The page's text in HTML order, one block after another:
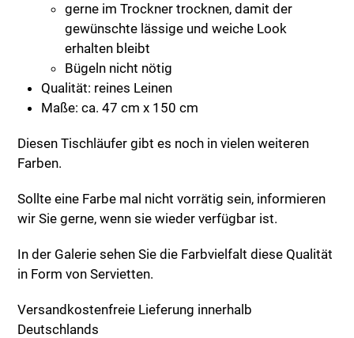
gerne im Trockner trocknen, damit der
gewünschte lässige und weiche Look
erhalten bleibt
Bügeln nicht nötig
Qualität: reines Leinen
Maße: ca. 47 cm x 150 cm
Diesen Tischläufer gibt es noch in vielen weiteren
Farben.
Sollte eine Farbe mal nicht vorrätig sein, informieren
wir Sie gerne, wenn sie wieder verfügbar ist.
In der Galerie sehen Sie die Farbvielfalt diese Qualität
in Form von Servietten.
Versandkostenfreie Lieferung innerhalb
Deutschlands